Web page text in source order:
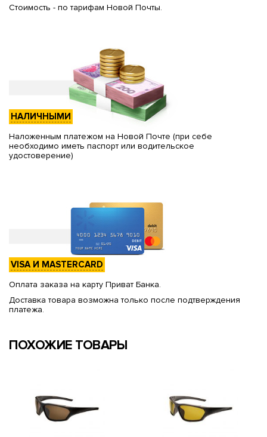
Стоимость - по тарифам Новой Почты.
НАЛИЧНЫМИ
Наложенным платежом на Новой Почте (при себе
необходимо иметь паспорт или водительское
удостоверение)
VISA И MASTERCARD
Оплата заказа на карту Приват Банка.
Доставка товара возможна только после подтверждения
платежа.
ПОХОЖИЕ ТОВАРЫ